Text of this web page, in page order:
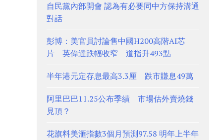
自民黨內部開會 認為有必要同中方保持溝通
對話
彭博：美官員討論售中國H200高階AI芯
片 英偉達跌幅收窄 道指升493點
半年港元定存息最高3.3厘 跌市賺息49萬
阿里巴巴11.25公布季績 市場估外賣燒錢
見頂？
花旗料美滙指數3個月預測97.58 明年上半年